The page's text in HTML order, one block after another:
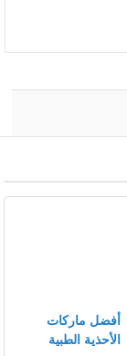
أفضل ماركات
الأحذية الطبية